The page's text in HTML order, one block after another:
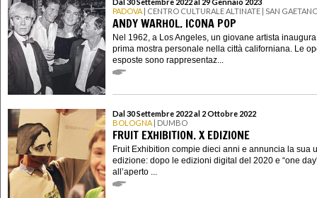
Dal 30 Settembre 2022 al 29 Gennaio 2023
PADOVA | CENTRO CULTURALE ALTINATE | SAN
ANDY WARHOL. ICONA POP
Nel 1962, a Los Angeles, un giovane artista
prima mostra personale nella città californiana. Le
esposte sono rappresentaz...
Dal 30 Settembre 2022 al 2 Ottobre 2022
BOLOGNA | DUMBO
FRUIT EXHIBITION. X EDIZIONE
Fruit Exhibition compie dieci anni e annuncia la sua
edizione: dopo le edizioni digital del 2020 e “one
all’aperto ...